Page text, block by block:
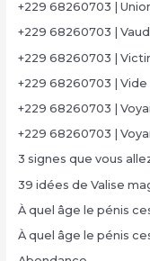
+229 68260703 |
+229 68260703 |
+229 68260703 |
+229 68260703 |
+229 68260703 |
+229 68260703 |
3 signes que vous
39 idées de Valise
À quel âge le pénis
À quel âge le pénis